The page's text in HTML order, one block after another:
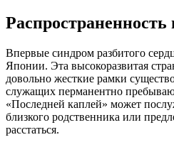
Распространенность
Впервые синдром разбитого
Японии. Эта высокоразвитая
довольно жесткие рамки
служащих перманентно
«Последней каплей» может
близкого родственника или
расстаться.